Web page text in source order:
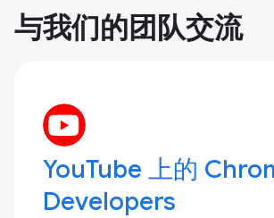
与我们的团队交流
YouTube 上的
Developers